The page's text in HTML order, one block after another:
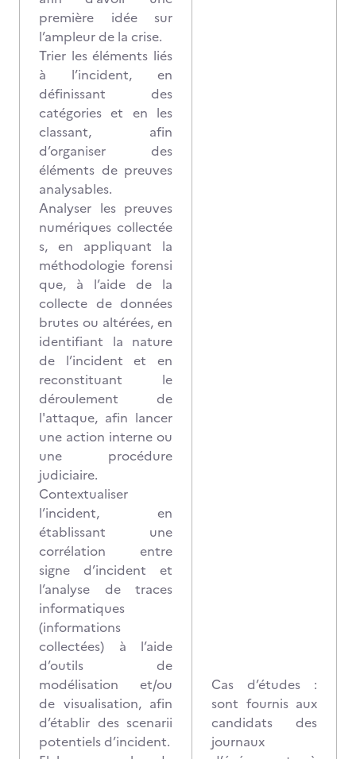
première idée sur
l’ampleur de la crise.
Trier les éléments liés
à l’incident, en
définissant des
catégories et en les
classant, afin
d’organiser des
éléments de preuves
analysables.
Analyser les preuves
numériques collectée
s, en appliquant la
méthodologie forensi
que, à l’aide de la
collecte de données
brutes ou altérées, en
identifiant la nature
de l’incident et en
reconstituant le
déroulement de
l'attaque, afin lancer
une action interne ou
une procédure
judiciaire.
Contextualiser
l’incident, en
établissant une
corrélation entre
signe d’incident et
l’analyse de traces
informatiques
(informations
collectées) à l’aide
d’outils de
modélisation et/ou
de visualisation, afin
d’établir des scenarii
potentiels d’incident.
Cas d’études :
sont fournis aux
candidats des
journaux